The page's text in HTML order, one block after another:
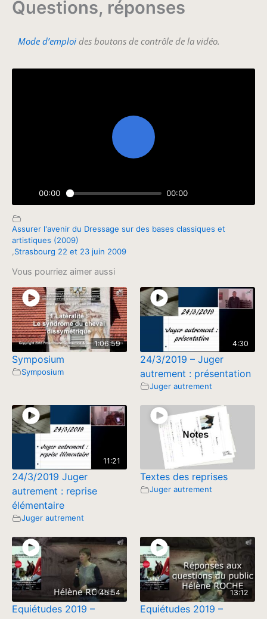
Questions, réponses
Mode d’emploi des boutons de contrôle de la vidéo.
Assurer l'avenir du Dressage sur des bases classiques et
artistiques (2009)
Strasbourg 22 et 23 juin 2009
Vous pourriez aimer aussi
1:06:59
Symposium
Symposium
4:30
24/3/2019 – Juger
autrement : présentation
Juger autrement
11:21
24/3/2019 Juger
autrement : reprise
élémentaire
Juger autrement
Textes des reprises
Juger autrement
45:54
Equiétudes 2019 –
13:12
Equiétudes 2019 –